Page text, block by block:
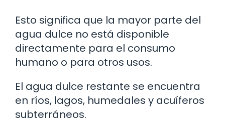
Esto significa que la mayor parte del
agua dulce no está disponible
directamente para el consumo
humano o para otros usos.
El agua dulce restante se encuentra
en ríos, lagos, humedales y acuíferos
subterráneos.